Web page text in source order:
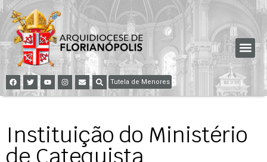
Tutela de Menores
Instituição do Ministério
de Catequista